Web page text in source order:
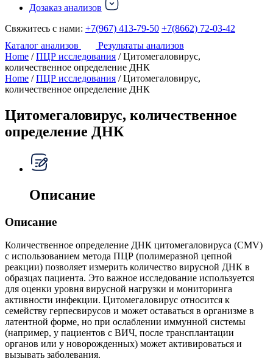
Дозаказ анализов
Свяжитесь с нами: +7(967) 413-79-50 +7(8662) 72-03-42
Каталог анализов
Результаты анализов
Home /ПЦР исследования / Цитомегаловирус,
количественное определение ДНК
Home /ПЦР исследования / Цитомегаловирус,
количественное определение ДНК
Цитомегаловирус, количественное
определение ДНК
Описание
Описание
Количественное определение ДНК цитомегаловируса (CMV)
с использованием метода ПЦР (полимеразной цепной
реакции) позволяет измерить количество вирусной ДНК в
образцах пациента. Это важное исследование используется
для оценки уровня вирусной нагрузки и мониторинга
активности инфекции. Цитомегаловирус относится к
семейству герпесвирусов и может оставаться в организме в
латентной форме, но при ослаблении иммунной системы
(например, у пациентов с ВИЧ, после трансплантации
органов или у новорожденных) может активироваться и
вызывать заболевания.